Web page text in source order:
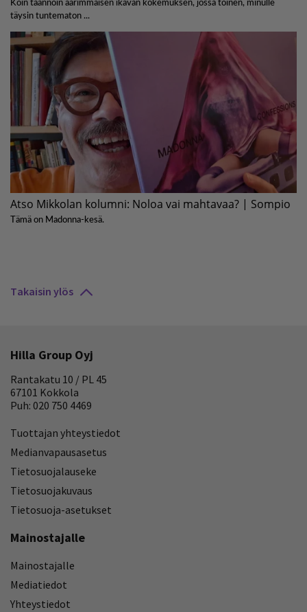
Takaisin ylös
Hilla Group Oyj
Rantakatu 10 / PL 45
67101 Kokkola
Puh: 020 750 4469
Tuottajan yhteystiedot
Medianvapausasetus
Tietosuojalauseke
Tietosuojakuvaus
Tietosuoja-asetukset
Mainostajalle
Mainostajalle
Mediatiedot
Yhteystiedot